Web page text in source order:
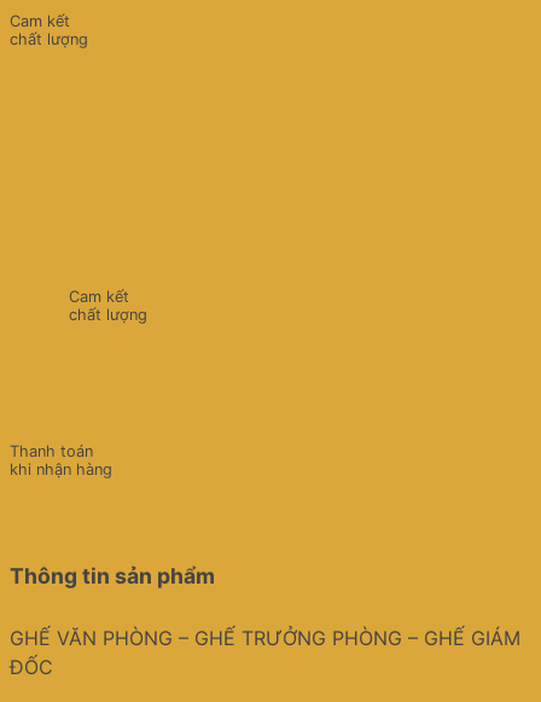
Cam kết
chất lượng
Cam kết
chất lượng
Thanh toán
khi nhận hàng
Thông tin sản phẩm
GHẾ VĂN PHÒNG – GHẾ TRƯỞNG PHÒNG – GHẾ GIÁM
ĐỐC